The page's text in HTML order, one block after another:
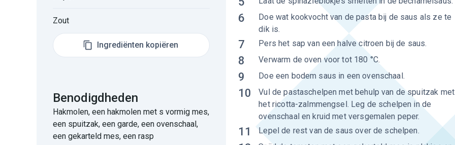
Zout
Ingrediënten kopiëren
Benodigdheden
Hakmolen, een hakmolen met s vormig mes,
een spuitzak, een garde, een ovenschaal,
een gekarteld mes, een rasp
6
Doe wat kookvocht van de pasta bij de saus als ze te
dik is.
7 Pers het sap van een halve citroen bij de saus.
8 Verwarm de oven voor tot 180 °C.
9 Doe een bodem saus in een ovenschaal.
10
Vul de pastaschelpen met behulp van de spuitzak met
het ricotta-zalmmengsel. Leg de schelpen in de
ovenschaal en kruid met versgemalen peper.
11 Lepel de rest van de saus over de schelpen.